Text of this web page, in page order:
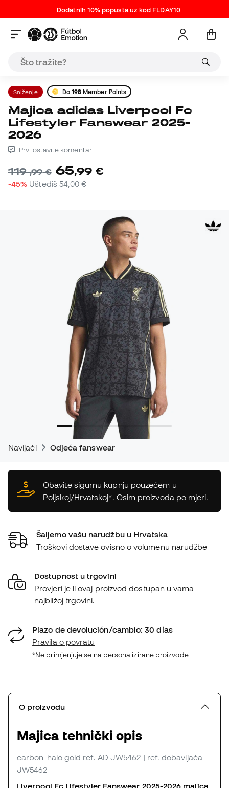
Dodatnih 10% popusta uz kod FLDAY10
Sniženje Do 198 Member Points
Majica adidas Liverpool Fc
Lifestyler Fanswear 2025-
2026
Prvi ostavite komentar
119,99 € 65,99 €
-45% Uštediš 54,00 €
Navijači Odjeća fanswear
Obavite sigurnu kupnju pouzećem u
Poljskoj/Hrvatskoj*. Osim proizvoda po mjeri.
Šaljemo vašu narudžbu u Hrvatska
Troškovi dostave ovisno o volumenu narudžbe
Dostupnost u trgovini
Provjeri je li ovaj proizvod dostupan u vama
najbližoj trgovini.
Plazo de devolución/cambio: 30 días
Pravila o povratu
*Ne primjenjuje se na personalizirane proizvode.
O proizvodu
Majica tehnički opis
carbon-halo gold ref. AD_JW5462 | ref. dobavljača
JW5462
Liverpool Fc Lifestyler Fanswear 2025-2026 majica